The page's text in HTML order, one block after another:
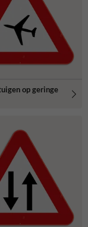
op geringe